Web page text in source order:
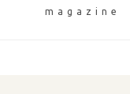
magazine